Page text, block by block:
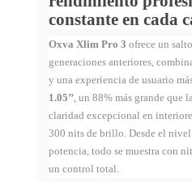
constante en cada
Oxva Xlim Pro 3 ofrece un
generaciones anteriores,
y una experiencia de usuario
1.05’’, un 88% más grande que
claridad excepcional en
300 nits de brillo. Desde el
potencia, todo se muestra con
un control total.